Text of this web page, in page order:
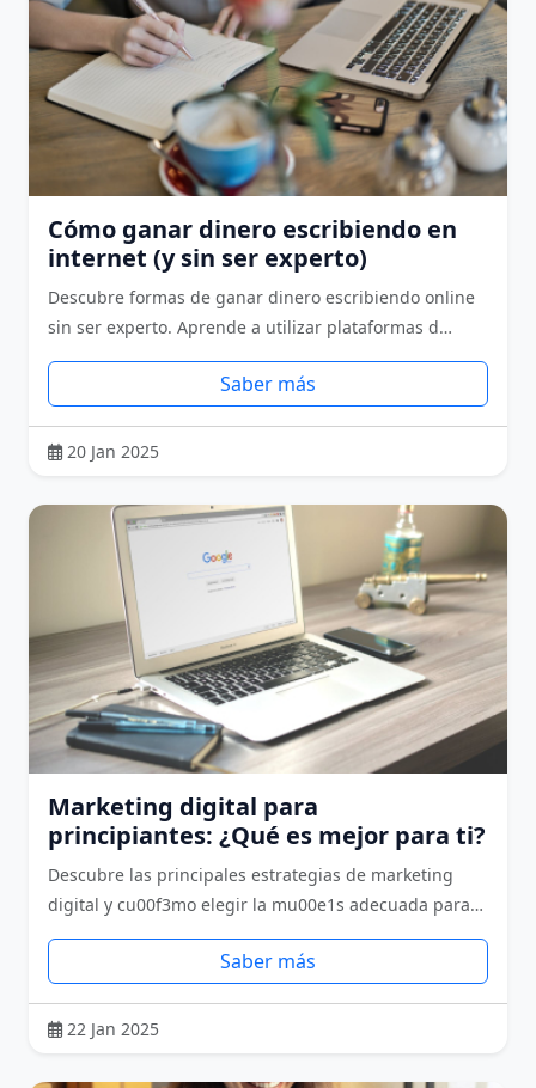
Cómo ganar dinero escribiendo en
internet (y sin ser experto)
Descubre formas de ganar dinero escribiendo online
sin ser experto. Aprende a utilizar plataformas d…
Saber más
20 Jan 2025
Marketing digital para
principiantes: ¿Qué es mejor para ti?
Descubre las principales estrategias de marketing
digital y cu00f3mo elegir la mu00e1s adecuada para…
Saber más
22 Jan 2025